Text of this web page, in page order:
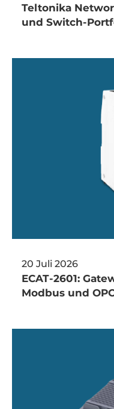
Teltonika
und Switch-
20 Juli 2026
ECAT‑2601:
Modbus und